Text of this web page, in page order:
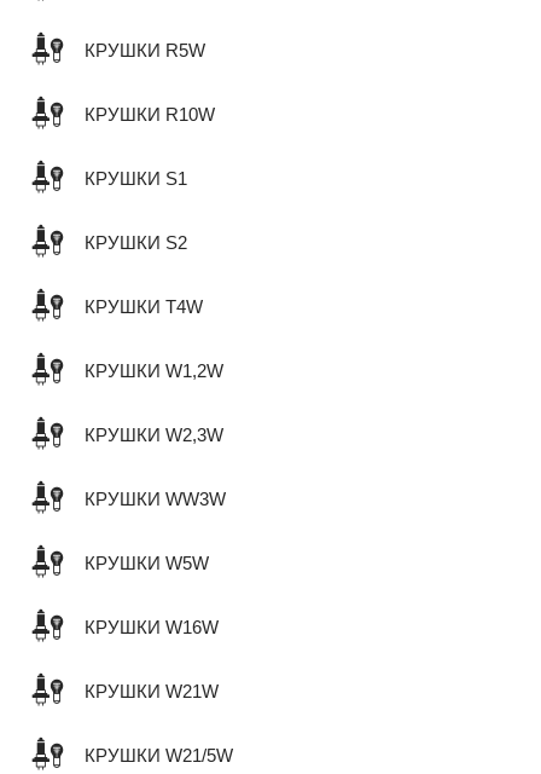
КРУШКИ R5W
КРУШКИ R10W
КРУШКИ S1
КРУШКИ S2
КРУШКИ T4W
КРУШКИ W1,2W
КРУШКИ W2,3W
КРУШКИ WW3W
КРУШКИ W5W
КРУШКИ W16W
КРУШКИ W21W
КРУШКИ W21/5W